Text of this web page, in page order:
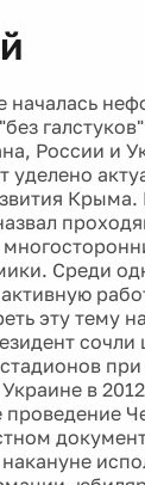
России и
уделено
Среди
эту тему
в
проведение